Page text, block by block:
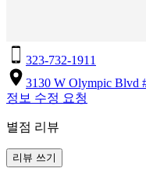
323-732-1911
3130 W Olympic Blvd
정보 수정 요청
별점 리뷰
리뷰 쓰기